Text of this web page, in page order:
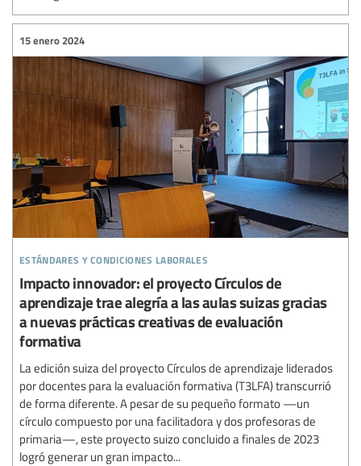
estándares y condiciones laborales
15 enero 2024
Impacto innovador: el proyecto Círculos de
aprendizaje trae alegría a las aulas suizas gracias
a nuevas prácticas creativas de evaluación
formativa
La edición suiza del proyecto Círculos de aprendizaje liderados
por docentes para la evaluación formativa (T3LFA) transcurrió
de forma diferente. A pesar de su pequeño formato —un
círculo compuesto por una facilitadora y dos profesoras de
primaria—, este proyecto suizo concluido a finales de 2023
logró generar un gran impacto...